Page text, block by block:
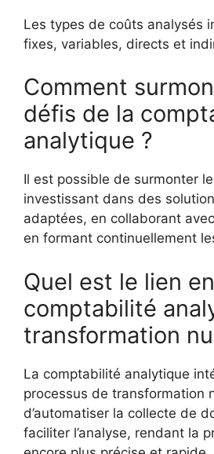
Les types de coûts analysés
fixes, variables, directs et
Comment
défis de la
analytique ?
Il est possible de surmonter
investissant dans des
adaptées, en collaborant
en formant continuellement
Quel est le lien
comptabilité
transformation
La comptabilité analytique
processus de transformation
d’automatiser la collecte de
faciliter l’analyse, rendant la